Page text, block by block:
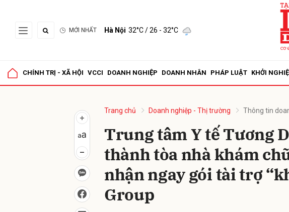
MỚI NHẤT Hà Nội 32°C/ 26 - 32°C
CHÍNH TRỊ - XÃ HỘI VCCI DOANH NGHIỆP DOANH NHÂN PHÁP LUẬT KHỞI
Trang chủ Doanh nghiệp - Thị trường Thông tin
Trung tâm Y tế Tương
thành tòa nhà khám
nhận ngay gói tài trợ
Group